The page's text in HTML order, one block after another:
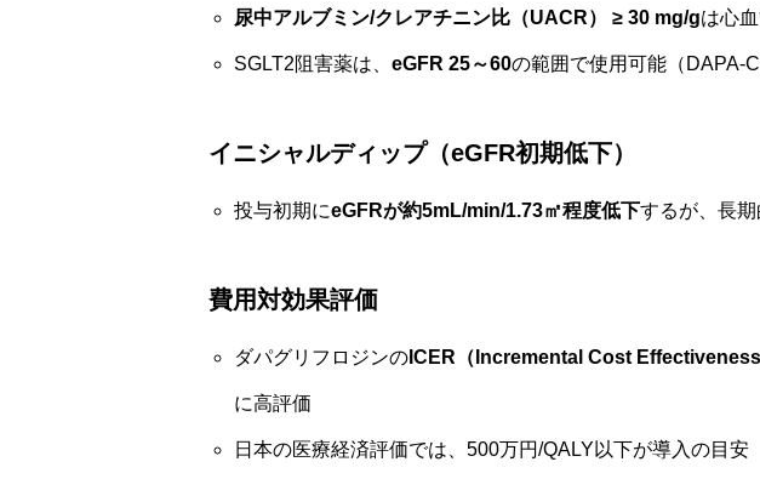
尿中アルブミン/クレアチニン比（UACR） ≥ 30 mg/gは心
SGLT2阻害薬は、 eGFR 25～60の範囲で使用可能（DAPA-
イニシャルディップ（eGFR初期低下）
投与初期にeGFRが約5mL/min/1.73㎡程度低下するが、長
費用対効果評価
ダパグリフロジンのICER（Incremental Cost
に高評価
日本の医療経済評価では、500万円/QALY以下が導入の目安